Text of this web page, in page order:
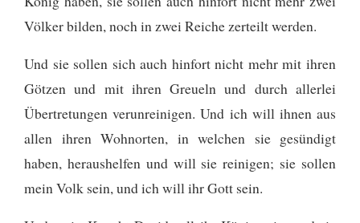
Völker bilden, noch in zwei Reiche zerteilt werden.
Und sie sollen sich auch hinfort nicht mehr mit ihren
Götzen und mit ihren Greueln und durch allerlei
Übertretungen verunreinigen. Und ich will ihnen aus
allen ihren Wohnorten, in welchen sie gesündigt
haben, heraushelfen und will sie reinigen; sie sollen
mein Volk sein, und ich will ihr Gott sein.